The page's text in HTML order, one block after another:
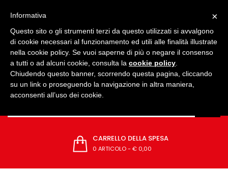
CARRELLO DELLA SPESA
0 ARTICOLO- € 0,00
×
Informativa
Questo sito o gli strumenti terzi da questo utilizzati si avvalgono
di cookie necessari al funzionamento ed utili alle finalità illustrate
nella cookie policy. Se vuoi saperne di più o negare il consenso
a tutti o ad alcuni cookie, consulta la cookie policy
Chiudendo questo banner, scorrendo questa pagina, cliccando
su un link o proseguendo la navigazione in altra maniera,
acconsenti all’uso dei cookie.